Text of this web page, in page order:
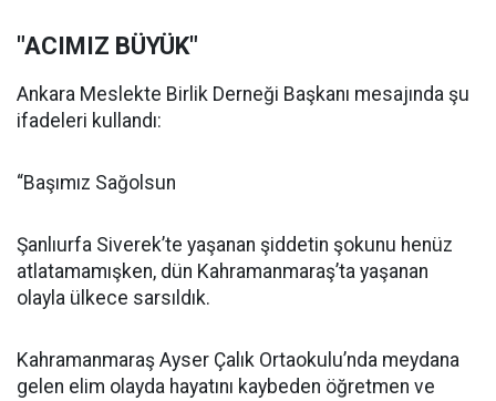
"ACIMIZ BÜYÜK"
Ankara Meslekte Birlik Derneği Başkanı mesajında şu
ifadeleri kullandı:
“Başımız Sağolsun
Şanlıurfa Siverek’te yaşanan şiddetin şokunu henüz
atlatamamışken, dün Kahramanmaraş’ta yaşanan
olayla ülkece sarsıldık.
Kahramanmaraş Ayser Çalık Ortaokulu’nda meydana
gelen elim olayda hayatını kaybeden öğretmen ve